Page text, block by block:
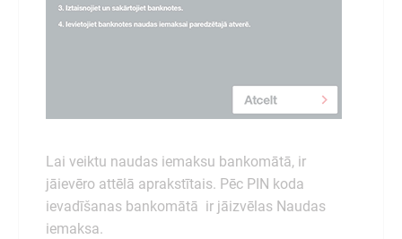
Lai veiktu naudas iemaksu bankomātā, ir
jāievēro attēlā aprakstītais. Pēc PIN koda
ievadīšanas bankomātā ir jāizvēlas Naudas
iemaksa.